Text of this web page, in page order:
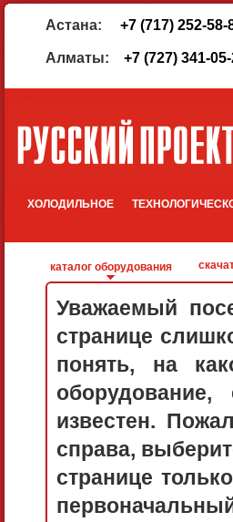
Астана: +7 (717) 252-58-
Алматы: +7 (727) 341-
ХОЛОДИЛЬНОЕ
каталог оборудования
Уважаемый
странице
понять, на
известен.
справа,
странице